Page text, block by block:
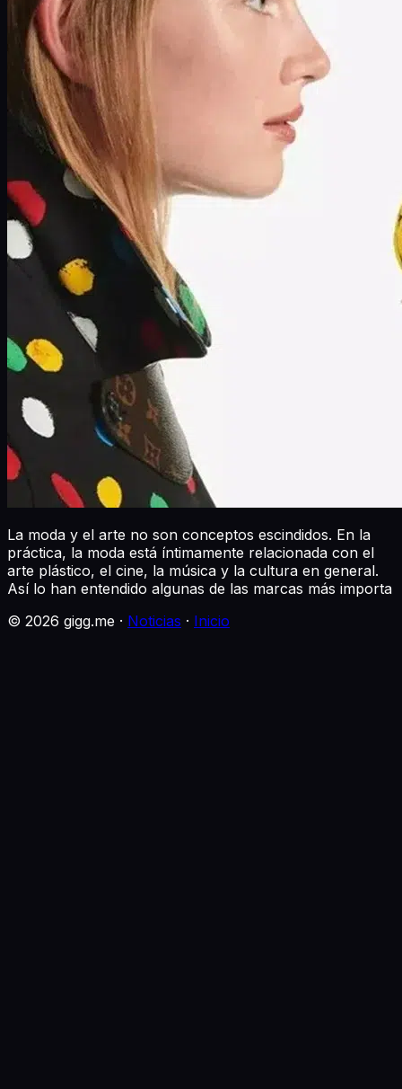
La moda y el arte no son conceptos escindidos. En la
práctica, la moda está íntimamente relacionada con el
arte plástico, el cine, la música y la cultura en general.
Así lo han entendido algunas de las marcas más importa
© 2026 gigg.me · Noticias · Inicio